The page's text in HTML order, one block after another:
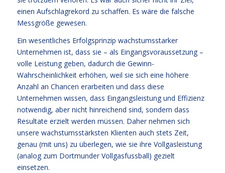
einen Aufschlagrekord zu schaffen. Es wäre die falsche
Messgröße gewesen.
Ein wesentliches Erfolgsprinzip wachstumsstarker
Unternehmen ist, dass sie – als Eingangsvoraussetzung –
volle Leistung geben, dadurch die Gewinn-
Wahrscheinlichkeit erhöhen, weil sie sich eine höhere
Anzahl an Chancen erarbeiten und dass diese
Unternehmen wissen, dass Eingangsleistung und Effizienz
notwendig, aber nicht hinreichend sind, sondern dass
Resultate erzielt werden müssen. Daher nehmen sich
unsere wachstumsstärksten Klienten auch stets Zeit,
genau (mit uns) zu überlegen, wie sie ihre Vollgasleistung
(analog zum Dortmunder Vollgasfussball) gezielt
einsetzen.